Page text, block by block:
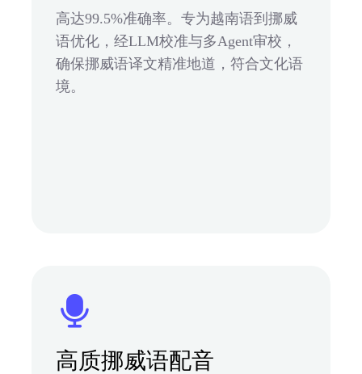
高达99.5%准确率。专为越南语到挪威
语优化，经LLM校准与多Agent审校，
确保挪威语译文精准地道，符合文化语
境。
高质挪威语配音